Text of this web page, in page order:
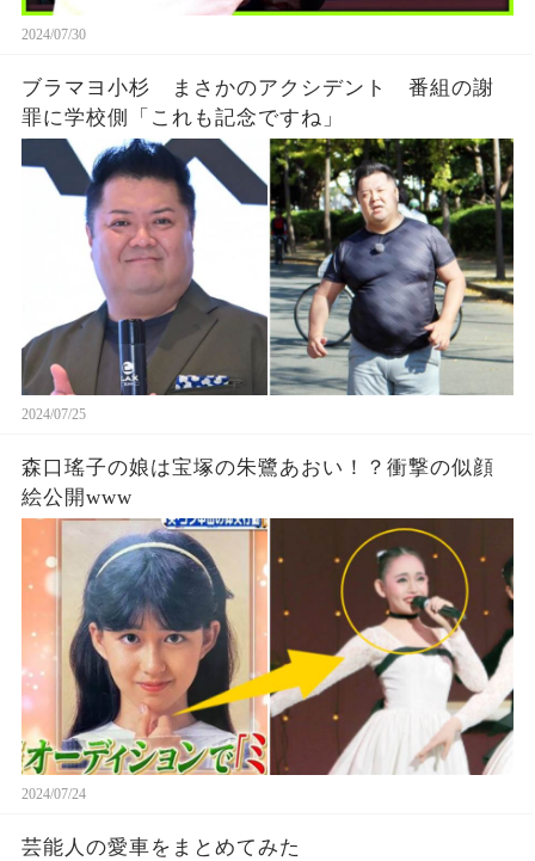
2024/07/30
ブラマヨ小杉 まさかのアクシデント 番組の謝
罪に学校側「これも記念ですね」
2024/07/25
森口瑤子の娘は宝塚の朱鷺あおい！？衝撃の似顔
絵公開www
2024/07/24
芸能人の愛車をまとめてみた